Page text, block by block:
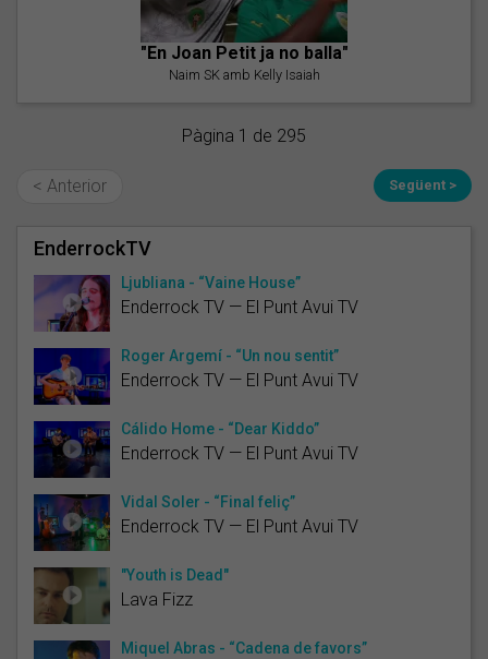
"En Joan Petit ja no balla"
Naim SK amb Kelly Isaiah
Pàgina 1 de 295
< Anterior Següent >
EnderrockTV
Ljubliana - “Vaine House”
Enderrock TV — El Punt Avui TV
Roger Argemí - “Un nou sentit”
Enderrock TV — El Punt Avui TV
Cálido Home - “Dear Kiddo”
Enderrock TV — El Punt Avui TV
Vidal Soler - “Final feliç”
Enderrock TV — El Punt Avui TV
"Youth is Dead"
Lava Fizz
Miquel Abras - “Cadena de favors”